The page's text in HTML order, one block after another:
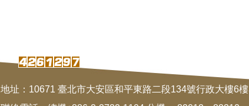
地址：10671 臺北市大安區和平東路二段134號行政大樓6樓